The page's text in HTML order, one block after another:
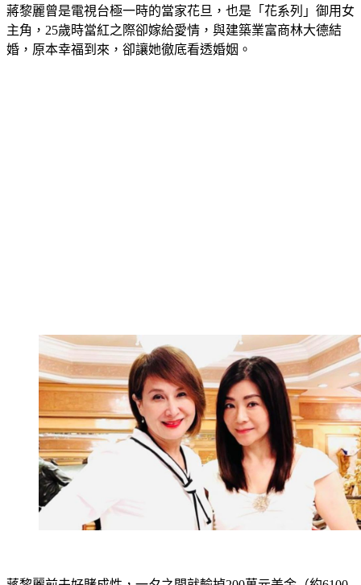
主角，25歲時當紅之際卻嫁給愛情，與建築業富商林大德結
婚，原本幸福到來，卻讓她徹底看透婚姻。